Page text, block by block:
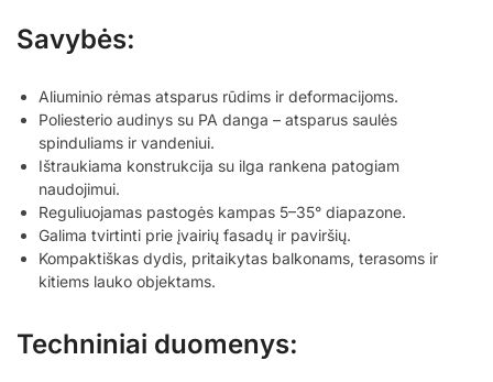
Savybės:
Aliuminio rėmas atsparus rūdims ir deformacijoms.
Poliesterio audinys su PA danga – atsparus saulės
spinduliams ir vandeniui.
Ištraukiama konstrukcija su ilga rankena patogiam
naudojimui.
Reguliuojamas pastogės kampas 5–35° diapazone.
Galima tvirtinti prie įvairių fasadų ir paviršių.
Kompaktiškas dydis, pritaikytas balkonams, terasoms ir
kitiems lauko objektams.
Techniniai duomenys: